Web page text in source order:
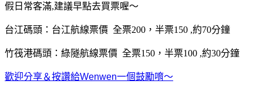
假日常客滿,建議早點去買票喔～
台江碼頭：台江航線票價 全票200，半票150 ,約70分鐘
竹筏港碼頭：綠隧航線票價 全票150，半票100 ,約30分鐘
歡迎分享＆按讚給Wenwen一個鼓勵唷～